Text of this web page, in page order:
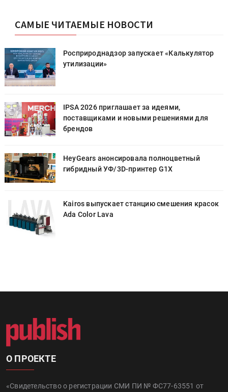
САМЫЕ ЧИТАЕМЫЕ НОВОСТИ
Росприроднадзор запускает «Калькулятор
утилизации»
IPSA 2026 приглашает за идеями,
поставщиками и новыми решениями для
брендов
HeyGears анонсировала полноцветный
гибридный УФ/3D-принтер G1X
Kairos выпускает станцию смешения красок
Ada Color Lava
О ПРОЕКТЕ
«Свидетельство о регистрации СМИ ПИ № ФС77-63551 от